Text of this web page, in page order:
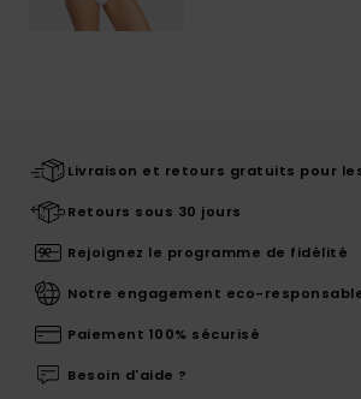
Livraison et retours gratuits pour
Retours sous 30 jours
Rejoignez le programme de fidélité
Notre engagement eco-
Paiement 100% sécurisé
Besoin d'aide ?